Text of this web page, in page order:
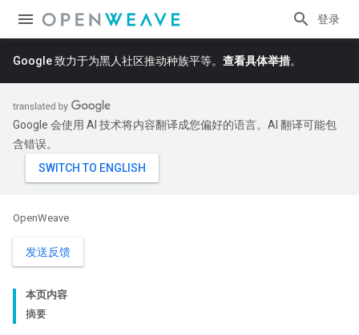
登录
Google 致力于为黑人社区推动种族平等。 查看具体举措。
Google 会使用 AI 技术将内容翻译成您偏好的语言。AI 翻译可能包
含错误。
OpenWeave
发送反馈
本页内容
摘要